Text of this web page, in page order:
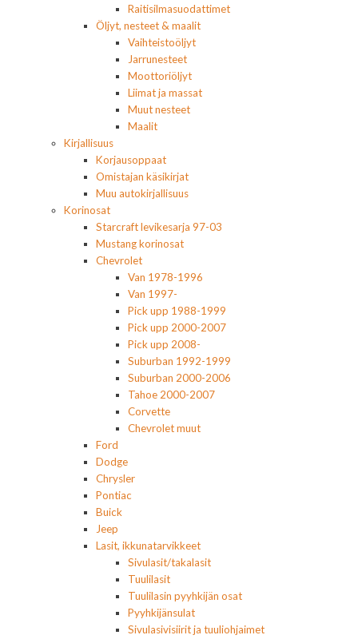
Raitisilmasuodattimet
Öljyt, nesteet & maalit
Vaihteistoöljyt
Jarrunesteet
Moottoriöljyt
Liimat ja massat
Muut nesteet
Maalit
Kirjallisuus
Korjausoppaat
Omistajan käsikirjat
Muu autokirjallisuus
Korinosat
Starcraft levikesarja 97-03
Mustang korinosat
Chevrolet
Van 1978-1996
Van 1997-
Pick upp 1988-1999
Pick upp 2000-2007
Pick upp 2008-
Suburban 1992-1999
Suburban 2000-2006
Tahoe 2000-2007
Corvette
Chevrolet muut
Ford
Dodge
Chrysler
Pontiac
Buick
Jeep
Lasit, ikkunatarvikkeet
Sivulasit/takalasit
Tuulilasit
Tuulilasin pyyhkijän osat
Pyyhkijänsulat
Sivulasivisiirit ja tuuliohjaimet